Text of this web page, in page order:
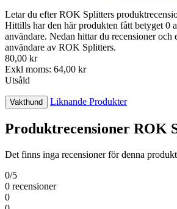
Letar du efter ROK Splitters
Hittills har den här produkten fått betyget 0
användare. Nedan hittar du recensioner och
användare av ROK Splitters.
80,00 kr
Exkl moms: 64,00 kr
Utsåld
Vakthund Liknande Produkter
Produktrecensioner ROK
Det finns inga recensioner för denna
0/5
0 recensioner
0